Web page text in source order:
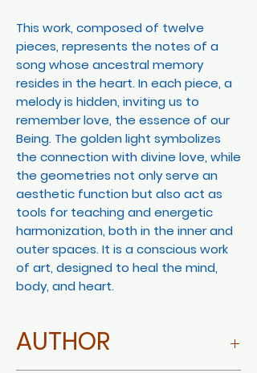
This work, composed of twelve
pieces, represents the notes of a
song whose ancestral memory
resides in the heart. In each piece, a
melody is hidden, inviting us to
remember love, the essence of our
Being. The golden light symbolizes
the connection with divine love, while
the geometries not only serve an
aesthetic function but also act as
tools for teaching and energetic
harmonization, both in the inner and
outer spaces. It is a conscious work
of art, designed to heal the mind,
body, and heart.
AUTHOR